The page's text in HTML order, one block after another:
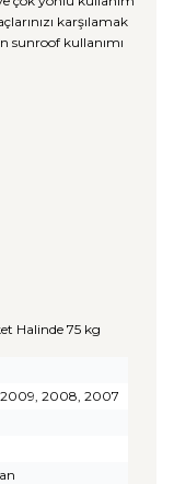
karşılamak
sunroof kullanımı
Halinde 75 kg
2009, 2008, 2007